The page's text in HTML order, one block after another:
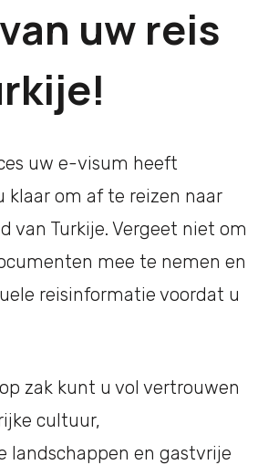
uw reis
uw e-visum heeft
klaar om af te reizen naar
van Turkije. Vergeet niet om
mee te nemen en
reisinformatie voordat u
zak kunt u vol vertrouwen
cultuur,
landschappen en gastvrije